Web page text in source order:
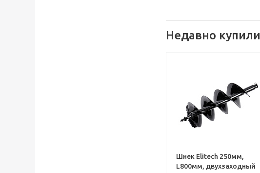
Недавно купили
Шнек Elitech 250мм,
L800мм, двухзаходный